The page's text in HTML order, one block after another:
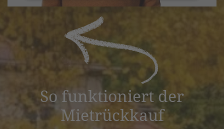
powered by
Management Platform
So funktioniert der
Mietrückkauf